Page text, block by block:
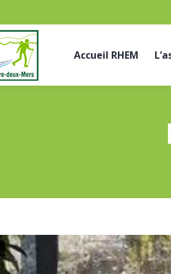
Accueil RHEM